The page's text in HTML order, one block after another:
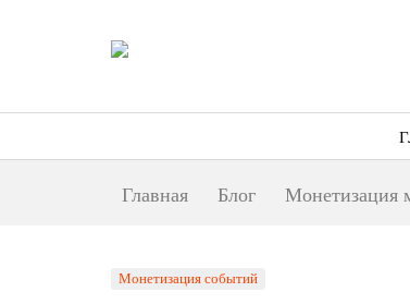
Главная Блог Монетизация
Монетизация событий